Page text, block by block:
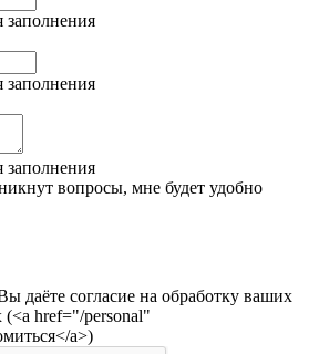
заполнения
заполнения
заполнения
вопросы, мне будет удобно
даёте согласие на обработку ваших
href="/personal"
a>)